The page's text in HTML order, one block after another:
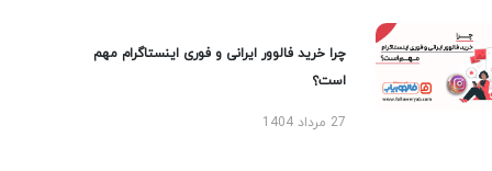
چرا خرید فالوور ایرانی و فوری اینستاگرام مهم
است؟
27 مرداد 1404